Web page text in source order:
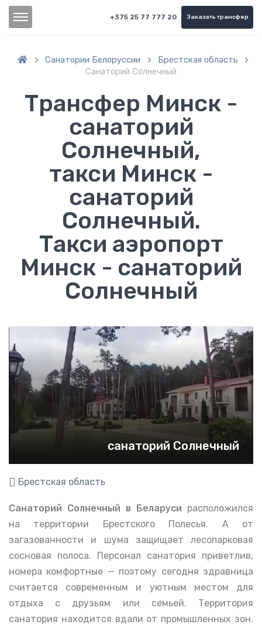
+375 25 77 777 20 Заказать трансфер
 Санатории Белоруссии  Брестская область 
Санаторий Солнечный
Трансфер Минск -
санаторий
Солнечный,
такси Минск -
санаторий
Солнечный.
Такси аэропорт
Минск - санаторий
Солнечный
санаторий Солнечный
Брестская область
Санаторий Солнечный в Беларуси расположился
на территории Брестского Полесья. А от
загазованности и шума защищает лесопарковая
сосновая полоса. Персонал санатория приветлив,
номера комфортные — поэтому сегодня здравница
считается современным и уютным местом для
отдыха с друзьям или семьей. Территория
санатория находится вдали от промышленных зон.